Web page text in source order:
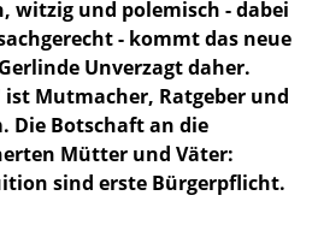
witzig und polemisch - dabei
- kommt das neue
Unverzagt daher.
Mutmacher, Ratgeber und
Die Botschaft an die
Mütter und Väter:
sind erste Bürgerpflicht.